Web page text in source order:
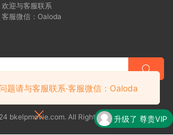
欢迎与客服联系
客服微信：Oaloda
客服看到后会尽快回复！
bkelpmovie.com. All Rights Reserved
题请与客服联系·客服微信：Oaloda
升级了 尊贵VIP